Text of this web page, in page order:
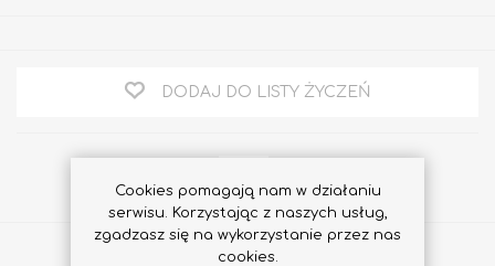
DODAJ DO LISTY ŻYCZEŃ
Udostępnij
Cookies pomagają nam w działaniu
serwisu. Korzystając z naszych usług,
zgadzasz się na wykorzystanie przez nas
cookies.